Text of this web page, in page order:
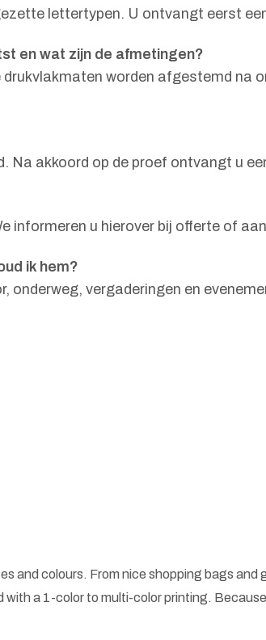
lettertypen. U ontvangt eerst
en wat zijn de afmetingen?
worden afgestemd na
Na akkoord op de proef ontvangt u
informeren u hierover bij offerte of
ik hem?
onderweg, vergaderingen en
and colours. From nice shopping bags
a 1-color to multi-color printing.